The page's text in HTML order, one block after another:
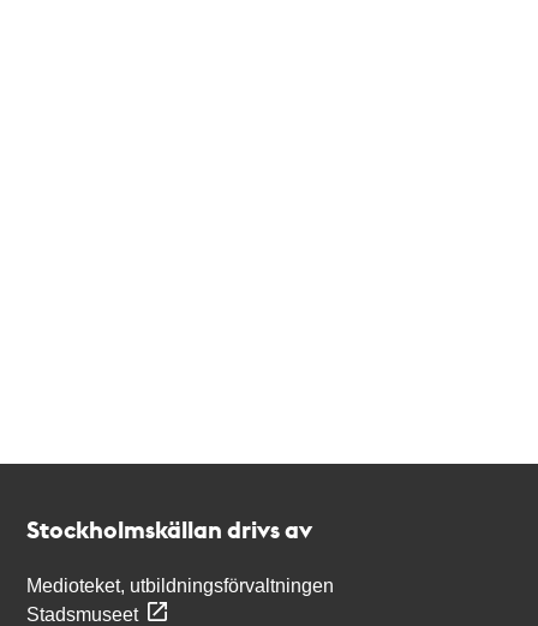
Stockholmskällan drivs av
Medioteket, utbildningsförvaltningen
Stadsmuseet